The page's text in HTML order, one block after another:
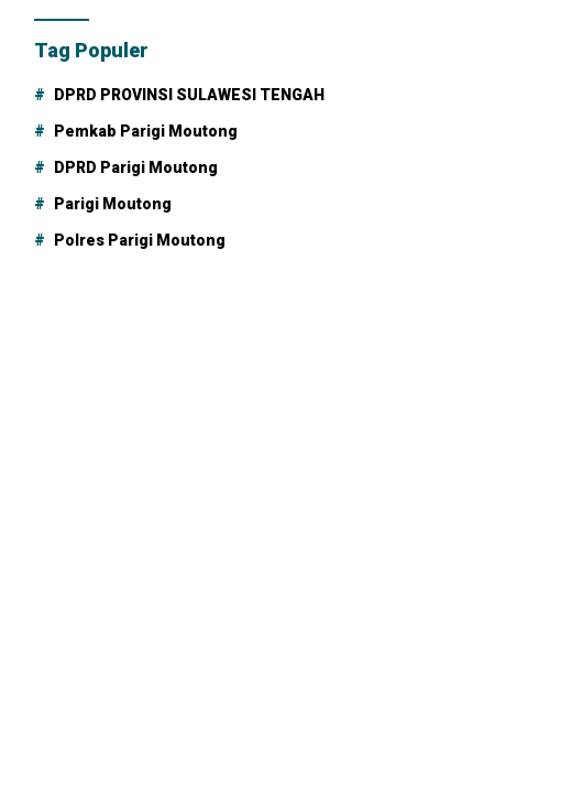
Tag Populer
DPRD PROVINSI SULAWESI TENGAH
Pemkab Parigi Moutong
DPRD Parigi Moutong
Parigi Moutong
Polres Parigi Moutong